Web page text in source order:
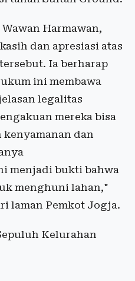
Harmawan,
dan apresiasi atas
Ia berharap
ini membawa
legalitas
mereka bisa
kenyamanan dan
menjadi bukti bahwa
menghuni lahan,"
laman Pemkot Jogja.
Kelurahan